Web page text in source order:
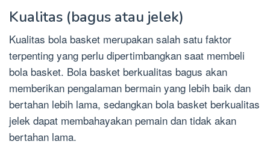
Kualitas (bagus atau jelek)
Kualitas bola basket merupakan salah satu faktor
terpenting yang perlu dipertimbangkan saat membeli
bola basket. Bola basket berkualitas bagus akan
memberikan pengalaman bermain yang lebih baik dan
bertahan lebih lama, sedangkan bola basket berkualitas
jelek dapat membahayakan pemain dan tidak akan
bertahan lama.